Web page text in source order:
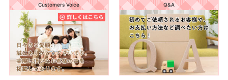
Customers Voice Q&A